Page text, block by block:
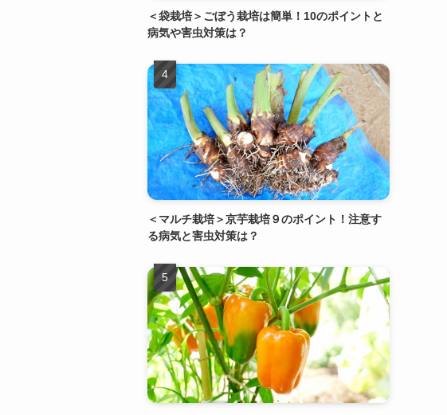
＜袋栽培＞ごぼう栽培は簡単！10のポイントと
病気や害虫対策は？
＜マルチ栽培＞京芋栽培９のポイント！注意す
る病気と害虫対策は？